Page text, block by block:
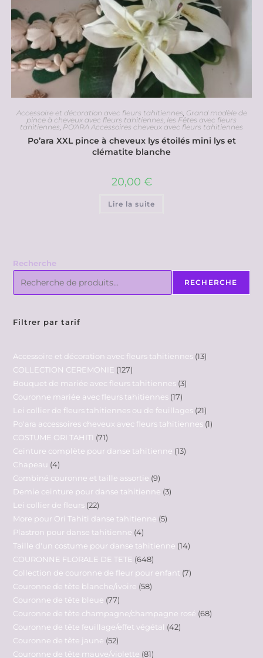
Accessoire et décoration avec fleurs tahitiennes Grand modèle de
pince à cheveux avec fleurs tahitiennes les Fêtes avec fleurs
tahitiennes PO'ARA Accessoires cheveux avec fleurs tahitiennes
Po’ara XXL pince à cheveux lys étoilés mini lys et
clématite blanche
20,00 €
Lire la suite
Recherche
RECHERCHE
Filtrer par tarif
Accessoire et décoration avec fleurs tahitiennes 13
COLLECTION CEREMONIE 127
Bouquet de mariée avec fleurs tahitiennes 3
Couronne mariée avec fleurs tahitiennes 17
Lei collier de fleurs tahitiennes ou de feuillages 21
Po'ara accessoires cheveux avec fleurs tahitiennes 1
COSTUME ORI TAHITI
71
Ceinture complète pour danse tahitienne 13
Chapeau 4
Combiné couronne et taille assortie 9
Demie ceinture pour danse tahitienne 3
Lei collier de fleurs 22
More pour Ori Tahiti danse tahitienne 5
Plastron pour danse tahitienne 4
Taille d'un costume pour danse tahitienne 14
COURONNE FLORALE DE TETE 648
Collection de couronne de fleur pour enfant 7
Couronne de tête blanche/ivoire 58
Couronne de tête bleue 77
Couronne de tête champagne/champagne rosé 68
Couronne de tête feuillage/effet végétal 42
Couronne de tête jaune 52
Couronne de tête mauve/violette 81